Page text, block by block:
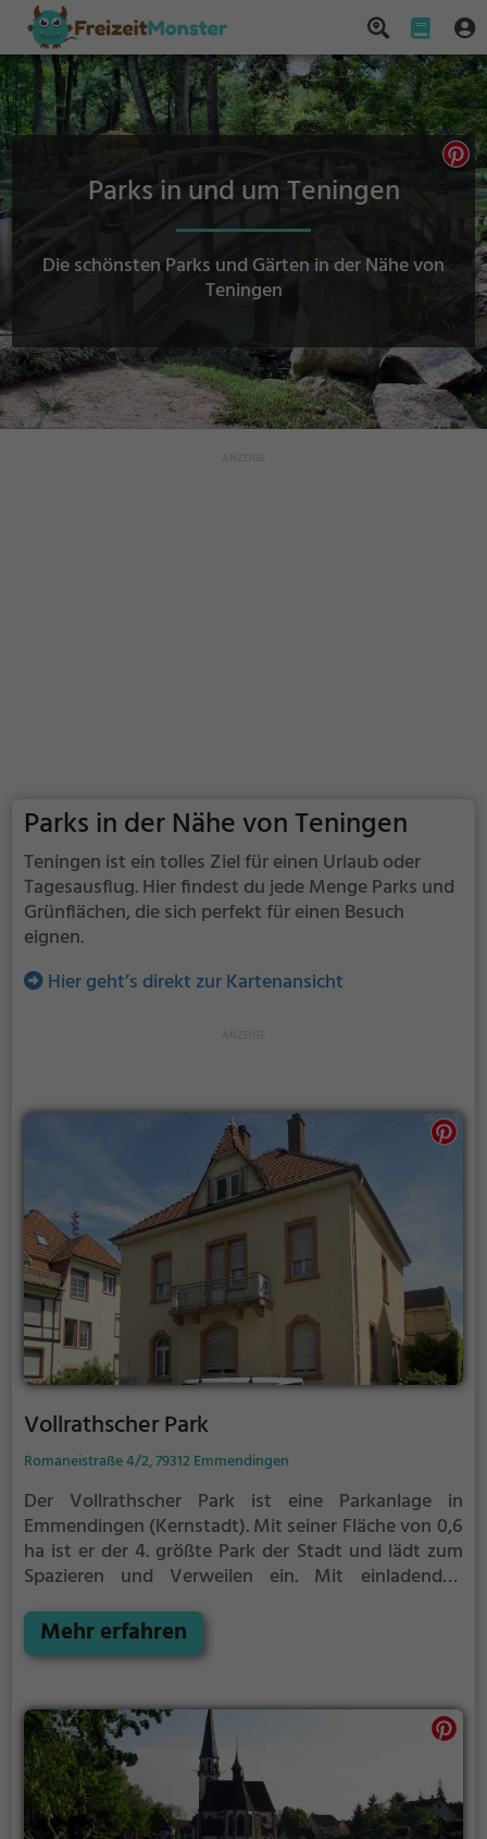
Parks in und um Teningen
Die schönsten Parks und Gärten in der Nähe von
Teningen
Parks in der Nähe von Teningen
Teningen ist ein tolles Ziel für einen Urlaub oder
Tagesausflug. Hier findest du jede Menge Parks und
Grünflächen, die sich perfekt für einen Besuch
eignen.
Hier geht’s direkt zur Kartenansicht
Vollrathscher Park
Romaneistraße 4/2, 79312 Emmendingen
Der Vollrathscher Park ist eine Parkanlage in
Emmendingen (Kernstadt).Mit seiner Fläche von 0,6
ha ist er der 4. größte Park der Stadt und lädt zum
Spazieren und Verweilen ein. Mit einladenden
Vollrathscher Park zahlreiche Möglichkeiten zur
Entspannung.
Mehr erfahren